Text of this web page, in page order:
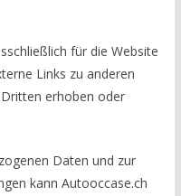
für die Website
Links zu anderen
erhoben oder
Daten und zur
kann Autooccase.ch